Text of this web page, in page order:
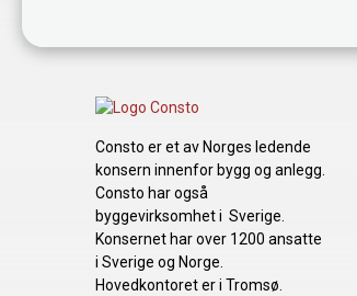
Consto er et av Norges ledende
konsern innenfor bygg og anlegg.
Consto har også
byggevirksomhet i Sverige.
Konsernet har over 1200 ansatte
i Sverige og Norge.
Hovedkontoret er i Tromsø.